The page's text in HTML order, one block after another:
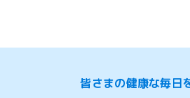
皆さまの健康な毎日